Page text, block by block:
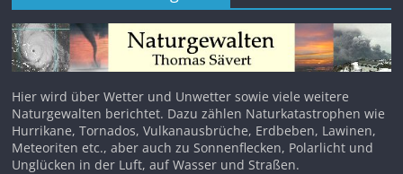
Hier wird über Wetter und Unwetter sowie viele weitere
Naturgewalten berichtet. Dazu zählen Naturkatastrophen wie
Hurrikane, Tornados, Vulkanausbrüche, Erdbeben, Lawinen,
Meteoriten etc., aber auch zu Sonnenflecken, Polarlicht und
Unglücken in der Luft, auf Wasser und Straßen.